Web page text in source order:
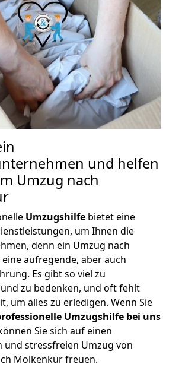
und helfen
Umzug nach
Umzugshilfe bietet eine
um Ihnen die
denn ein Umzug nach
aufregende, aber auch
Es gibt so viel zu
und zu bedenken, und oft fehlt
um alles zu erledigen. Wenn Sie
Umzugshilfe bei uns
Sie sich auf einen
und stressfreien Umzug von
Molkenkur freuen.